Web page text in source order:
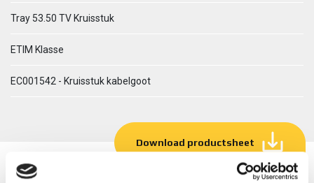
Tray 53.50 TV Kruisstuk
ETIM Klasse
EC001542 - Kruisstuk kabelgoot
Download productsheet